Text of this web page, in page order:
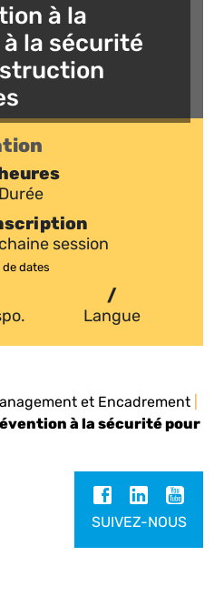
à la
la sécurité
Durée
session
de dates
/
Langue
et Encadrement
à la sécurité pour
SUIVEZ-NOUS